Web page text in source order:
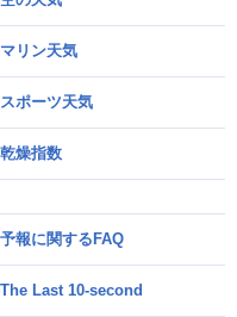
マリン天気
スポーツ天気
乾燥指数
予報に関するFAQ
The Last 10-second